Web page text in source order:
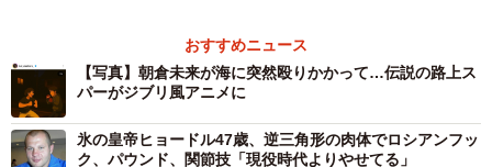
おすすめニュース
【写真】朝倉未来が海に突然殴りかかって…伝説の路上ス
パーがジブリ風アニメに
氷の皇帝ヒョードル47歳、逆三角形の肉体でロシアンフッ
ク、パウンド、関節技「現役時代よりやせてる」